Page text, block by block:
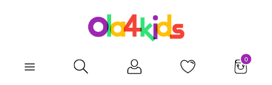
Otwórz wyszukiwarkę